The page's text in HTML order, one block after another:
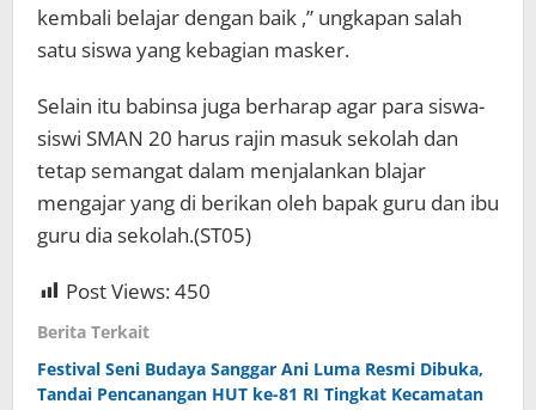
kembali belajar dengan baik ,” ungkapan salah
satu siswa yang kebagian masker.
Selain itu babinsa juga berharap agar para siswa-
siswi SMAN 20 harus rajin masuk sekolah dan
tetap semangat dalam menjalankan blajar
mengajar yang di berikan oleh bapak guru dan ibu
guru dia sekolah.(ST05)
Post Views:450
Berita Terkait
Festival Seni Budaya Sanggar Ani Luma Resmi Dibuka,
Tandai Pencanangan HUT ke-81 RI Tingkat Kecamatan